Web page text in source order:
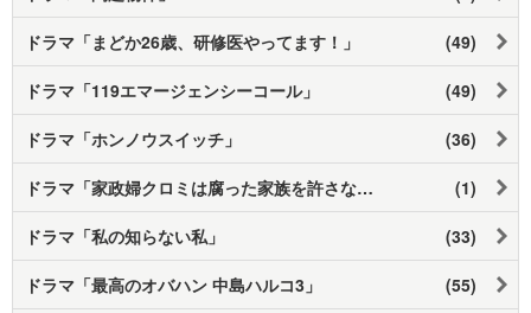
ドラマ「まどか26歳、研修医やってます！」 (49)
ドラマ「119エマージェンシーコール」 (49)
ドラマ「ホンノウスイッチ」 (36)
ドラマ「家政婦クロミは腐った家族を許さない」 (1)
ドラマ「私の知らない私」 (33)
ドラマ「最高のオバハン 中島ハルコ3」 (55)